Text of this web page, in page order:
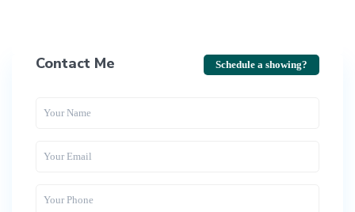
Contact Me Schedule a showing?